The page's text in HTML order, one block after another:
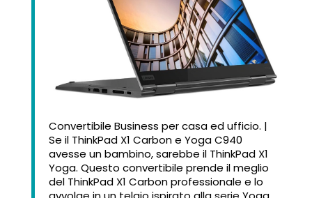
Convertibile Business per casa ed ufficio. |
Se il ThinkPad X1 Carbon e Yoga C940
avesse un bambino, sarebbe il ThinkPad X1
Yoga. Questo convertibile prende il meglio
del ThinkPad X1 Carbon professionale e lo